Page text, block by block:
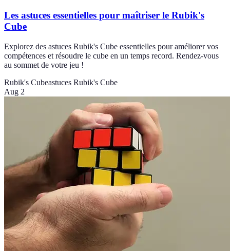
Les astuces essentielles pour maîtriser le Rubik's
Cube
Explorez des astuces Rubik's Cube essentielles pour améliorer vos
compétences et résoudre le cube en un temps record. Rendez-vous
au sommet de votre jeu !
Rubik's Cubeastuces Rubik's Cube
Aug 2